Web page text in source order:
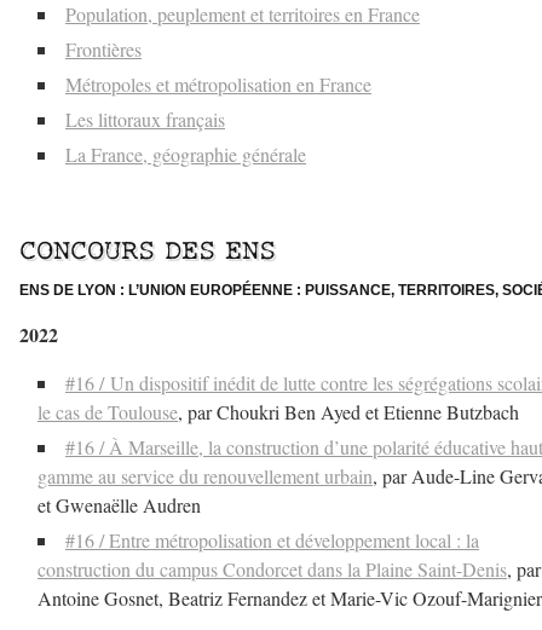
Population, peuplement et territoires en France
Frontières
Métropoles et métropolisation en France
Les littoraux français
La France, géographie générale
CONCOURS DES ENS
ENS DE LYON : L’UNION EUROPÉENNE : PUISSANCE, TERRITOIRES,
2022
#16 / Un dispositif inédit de lutte contre les ségrégations
le cas de Toulouse, par Choukri Ben Ayed et Etienne Butzbach
#16 / À Marseille, la construction d’une polarité éducative
gamme au service du renouvellement urbain, par Aude-Line
et Gwenaëlle Audren
#16 / Entre métropolisation et développement local : la
construction du campus Condorcet dans la Plaine Saint-Denis, par
Antoine Gosnet, Beatriz Fernandez et Marie-Vic Ozouf-Marignier